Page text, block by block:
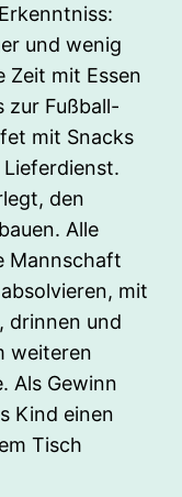
und wenig
Zeit mit Essen
zur Fußball-
mit Snacks
den
Alle
Mannschaft
mit
drinnen und
weiteren
Als Gewinn
Kind einen
Tisch